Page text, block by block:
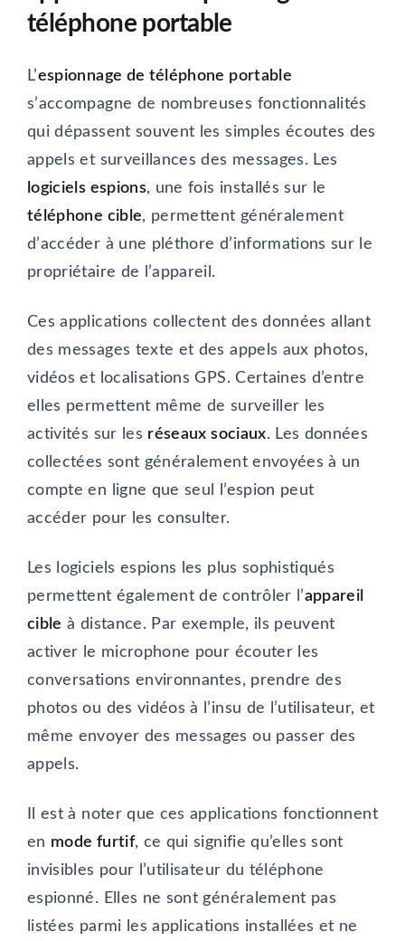
téléphone portable
L’espionnage de téléphone portable
s’accompagne de nombreuses fonctionnalités
qui dépassent souvent les simples écoutes des
appels et surveillances des messages. Les
logiciels espions, une fois installés sur le
téléphone cible, permettent généralement
d’accéder à une pléthore d’informations sur le
propriétaire de l’appareil.
Ces applications collectent des données allant
des messages texte et des appels aux photos,
vidéos et localisations GPS. Certaines d’entre
elles permettent même de surveiller les
activités sur les réseaux sociaux. Les données
collectées sont généralement envoyées à un
compte en ligne que seul l’espion peut
accéder pour les consulter.
Les logiciels espions les plus sophistiqués
permettent également de contrôler l’appareil
cible à distance. Par exemple, ils peuvent
activer le microphone pour écouter les
conversations environnantes, prendre des
photos ou des vidéos à l’insu de l’utilisateur, et
même envoyer des messages ou passer des
appels.
Il est à noter que ces applications fonctionnent
en mode furtif, ce qui signifie qu’elles sont
invisibles pour l’utilisateur du téléphone
espionné. Elles ne sont généralement pas
listées parmi les applications installées et ne